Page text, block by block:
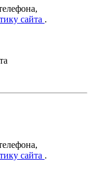
сайта .
сайта .